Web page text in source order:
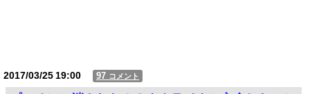
2017/03/2519:00 97 コメント